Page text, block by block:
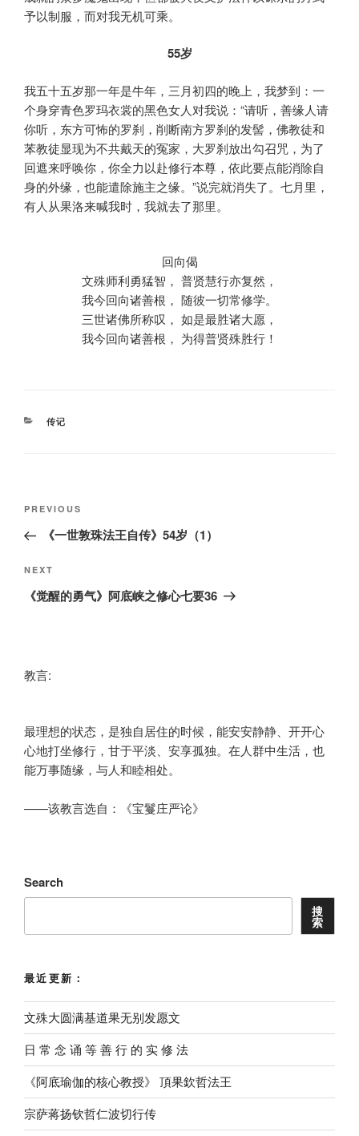
予以制服，而对我无机可乘。
55岁
我五十五岁那一年是牛年，三月初四的晚上，我梦到：一
个身穿青色罗玛衣裳的黑色女人对我说：“请听，善缘人请
你听，东方可怖的罗刹，削断南方罗刹的发髻，佛教徒和
苯教徒显现为不共戴天的冤家，大罗刹放出勾召咒，为了
回遮来呼唤你，你全力以赴修行本尊，依此要点能消除自
身的外缘，也能遣除施主之缘。”说完就消失了。七月里，
有人从果洛来喊我时，我就去了那里。
回向偈
文殊师利勇猛智， 普贤慧行亦复然，
我今回向诸善根， 随彼一切常修学。
三世诸佛所称叹， 如是最胜诸大愿，
我今回向诸善根， 为得普贤殊胜行！
CATEGORIES
传记
Post
Previous
Post
PREVIOUS
《一世敦珠法王自传》54岁（1）
Next
Post
NEXT
《觉醒的勇气》阿底峡之修心七要36
教言:
最理想的状态，是独自居住的时候，能安安静静、开开心
心地打坐修行，甘于平淡、安享孤独。在人群中生活，也
能万事随缘，与人和睦相处。
——该教言选自：《宝鬘庄严论》
Search
搜
索
最近更新：
文殊大圆满基道果无别发愿文
⽇ 常 念 诵 等 善 ⾏ 的 实 修 法
《阿底瑜伽的核心教授》 頂果欽哲法王
宗萨蒋扬钦哲仁波切行传